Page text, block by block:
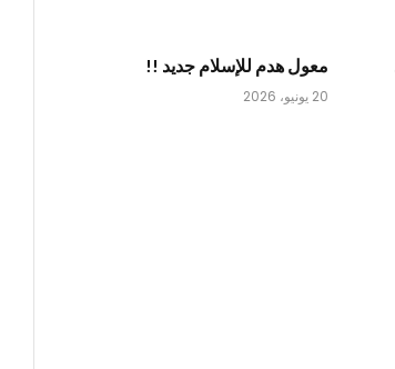
معول هدم للإسلام جديد !!
20 يونيو، 2026